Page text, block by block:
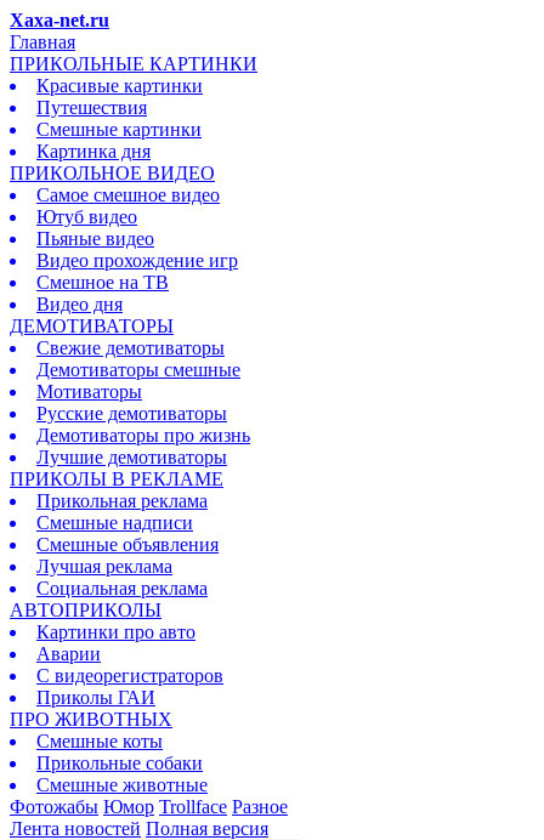
Xaxa-net.ru
Главная
ПРИКОЛЬНЫЕ КАРТИНКИ
Красивые картинки
Путешествия
Смешные картинки
Картинка дня
ПРИКОЛЬНОЕ ВИДЕО
Самое смешное видео
Ютуб видео
Пьяные видео
Видео прохождение игр
Смешное на ТВ
Видео дня
ДЕМОТИВАТОРЫ
Свежие демотиваторы
Демотиваторы смешные
Мотиваторы
Русские демотиваторы
Демотиваторы про жизнь
Лучшие демотиваторы
ПРИКОЛЫ В РЕКЛАМЕ
Прикольная реклама
Смешные надписи
Смешные объявления
Лучшая реклама
Социальная реклама
АВТОПРИКОЛЫ
Картинки про авто
Аварии
С видеорегистраторов
Приколы ГАИ
ПРО ЖИВОТНЫХ
Смешные коты
Прикольные собаки
Смешные животные
Фотожабы Юмор Trollface Разное
Лента новостей Полная версия